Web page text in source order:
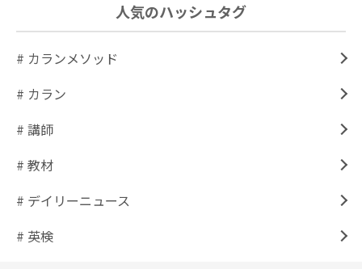
人気のハッシュタグ
# カランメソッド
# カラン
# 講師
# 教材
# デイリーニュース
# 英検